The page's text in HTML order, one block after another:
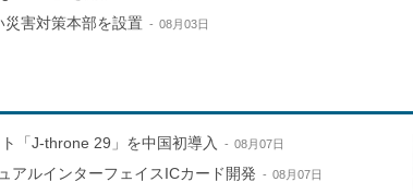
害対策本部を設置 08月03日
「J-throne 29」を中国初導入 08月07日
アルインターフェイスICカード開発 08月07日